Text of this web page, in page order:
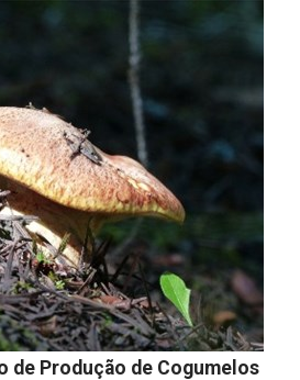
de Produção de Cogumelos